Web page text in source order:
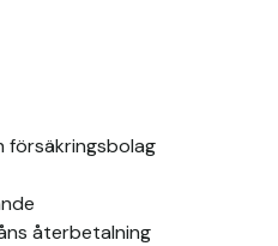
försäkringsbolag
återbetalning